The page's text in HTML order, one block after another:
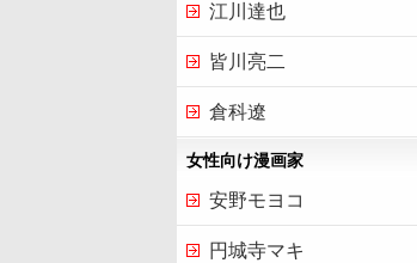
江川達也
皆川亮二
倉科遼
女性向け漫画家
安野モヨコ
円城寺マキ